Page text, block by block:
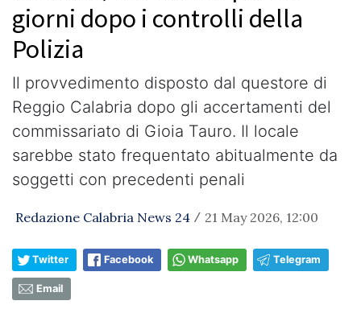
giorni dopo i controlli della
Polizia
Il provvedimento disposto dal questore di
Reggio Calabria dopo gli accertamenti del
commissariato di Gioia Tauro. Il locale
sarebbe stato frequentato abitualmente da
soggetti con precedenti penali
Redazione Calabria News 24 / 21 May 2026, 12:00
Twitter Facebook Whatsapp Telegram
Email